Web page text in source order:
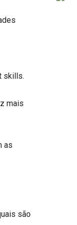
skills.
mais
as
são